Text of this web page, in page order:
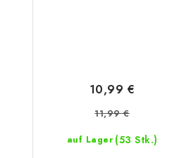
auf Lager (53 Stk.)
10,99 €
11,99 €